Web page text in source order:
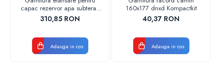
capac rezervor apa subteran
Kompactkit Valrom
47901000116
310,85 RON
Adauga in cos
160x177 dnxd Kompactkit
40,37 RON
Adauga in cos